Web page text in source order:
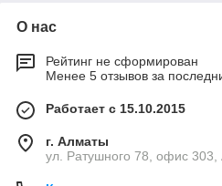
О нас
Рейтинг не сформирован
Менее 5 отзывов за
Работает с 15.10.2015
г. Алматы
ул. Ратушного 78, офис 303,